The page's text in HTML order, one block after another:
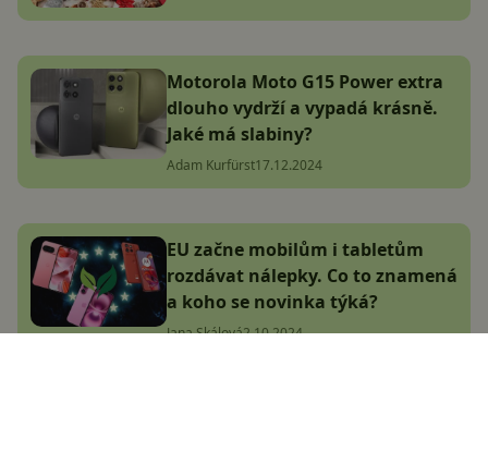
Motorola Moto G15 Power extra
dlouho vydrží a vypadá krásně.
Jaké má slabiny?
Adam Kurfürst17.12.2024
EU začne mobilům i tabletům
rozdávat nálepky. Co to znamená
a koho se novinka týká?
Jana Skálová2.10.2024